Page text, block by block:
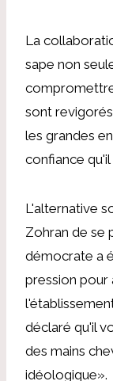
La
sape non
sont
les grandes
confiance
L'alternative
Zohran de se
démocrate a
pression pour
déclaré qu'il
des mains
idéologique».